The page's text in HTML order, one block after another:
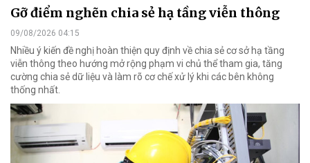
Gỡ điểm nghẽn chia sẻ hạ tầng viễn thông
09/08/2026 04:15
Nhiều ý kiến đề nghị hoàn thiện quy định về chia sẻ cơ sở hạ tầng
viễn thông theo hướng mở rộng phạm vi chủ thể tham gia, tăng
cường chia sẻ dữ liệu và làm rõ cơ chế xử lý khi các bên không
thống nhất.